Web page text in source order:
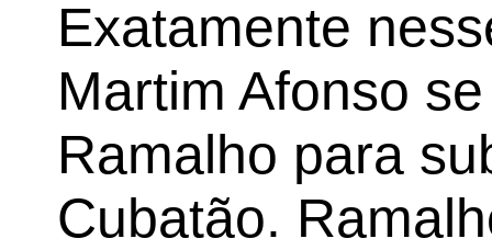
Exatamente
Martim Afonso
Ramalho para
Cubatão.